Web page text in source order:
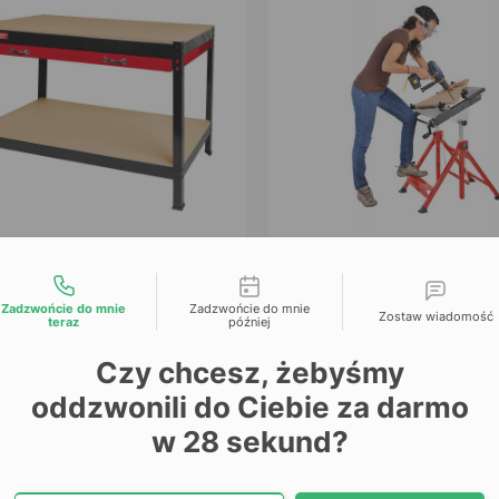
Stół roboczy,
warsztatowy,
Holzmann WT40
SKU: 1078422
Stół roboczy,
Holzmann WST20
kontaktu
Zadzwońcie do mnie
teraz
Zadzwońcie do mnie
później
Zostaw wiadomość
Czy chcesz, żebyśmy
oddzwonili do Ciebie za darmo
w 28 sekund?